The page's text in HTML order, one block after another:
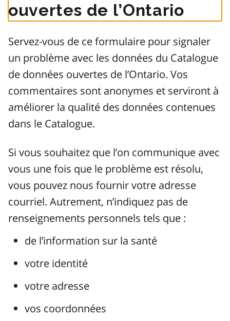
ouvertes de l’Ontario
Servez-vous de ce formulaire pour signaler
un problème avec les données du Catalogue
de données ouvertes de l’Ontario. Vos
commentaires sont anonymes et serviront à
améliorer la qualité des données contenues
dans le Catalogue.
Si vous souhaitez que l’on communique avec
vous une fois que le problème est résolu,
vous pouvez nous fournir votre adresse
courriel. Autrement, n’indiquez pas de
renseignements personnels tels que :
de l’information sur la santé
votre identité
votre adresse
vos coordonnées